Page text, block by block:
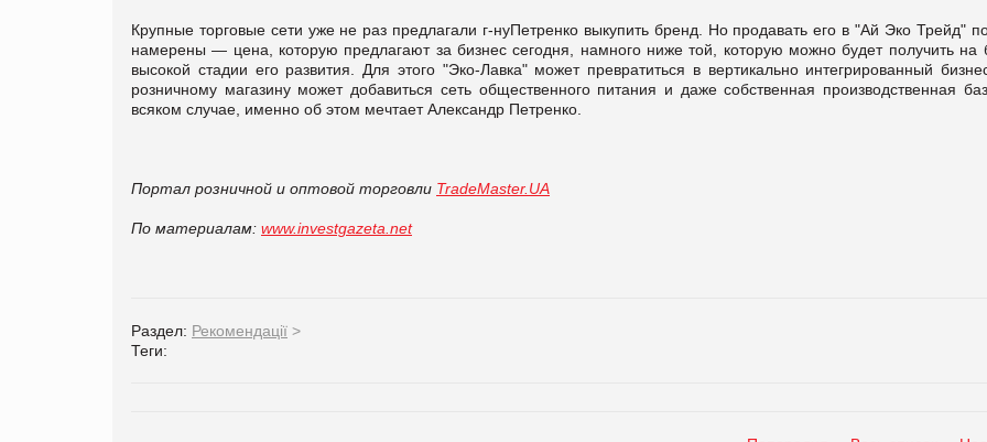
Крупные торговые сети уже не раз предлагали г-нуПетренко выкупить бренд. Но продавать его в "Ай Эко Трейд"
намерены — цена, которую предлагают за бизнес сегодня, намного ниже той, которую можно будет получить на
высокой стадии его развития. Для этого "Эко-Лавка" может превратиться в вертикально интегрированный
розничному магазину может добавиться сеть общественного питания и даже собственная производственная
всяком случае, именно об этом мечтает Александр Петренко.
Портал розничной и оптовой торговли TradeMaster.UA
По материалам: www.investgazeta.net
Раздел: Рекомендації >
Теги: